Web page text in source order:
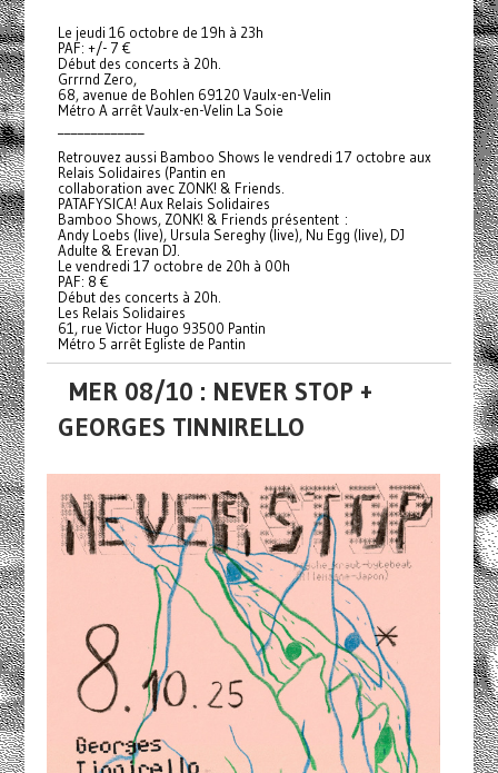
Le jeudi 16 octobre de 19h à 23h
PAF: +/- 7 €
Début des concerts à 20h.
Grrrnd Zero,
68, avenue de Bohlen 69120 Vaulx-en-Velin
Métro A arrêt Vaulx-en-Velin La Soie
Retrouvez aussi Bamboo Shows le vendredi 17 octobre aux
Relais Solidaires (Pantin en
collaboration avec ZONK! & Friends.
PATAFYSICA! Aux Relais Solidaires
Bamboo Shows, ZONK! & Friends présentent :
Andy Loebs (live), Ursula Sereghy (live), Nu Egg (live), DJ
Adulte & Erevan DJ.
Le vendredi 17 octobre de 20h à 00h
PAF: 8 €
Début des concerts à 20h.
Les Relais Solidaires
61, rue Victor Hugo 93500 Pantin
Métro 5 arrêt Egliste de Pantin
MER 08/10 : NEVER STOP +
GEORGES TINNIRELLO